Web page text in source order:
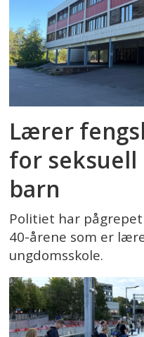
Lærer
for seksuell
barn
Politiet har
40-årene som er
ungdomsskole.